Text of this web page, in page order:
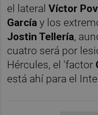
el lateral Víctor
García y los
Jostin Tellería,
cuatro será por
Hércules, el 'factor
está ahí para el